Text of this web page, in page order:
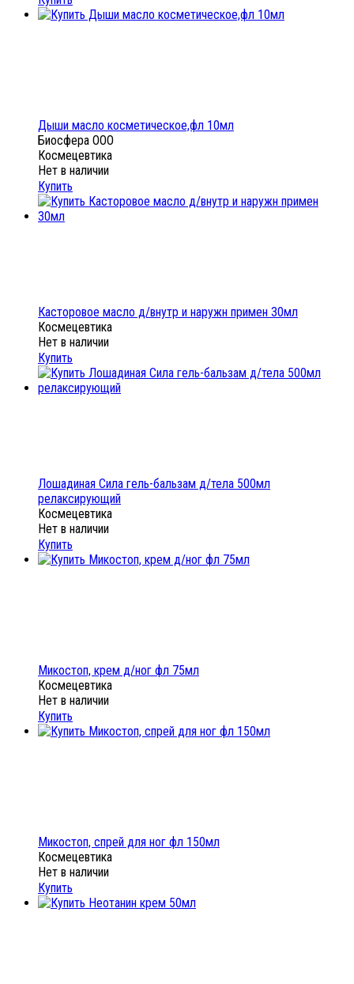
Дыши масло косметическое,фл 10мл
Биосфера ООО
Космецевтика
Нет в наличии
Купить
Касторовое масло д/внутр и наружн примен 30мл
Космецевтика
Нет в наличии
Купить
Лошадиная Сила гель-бальзам д/тела 500мл
релаксирующий
Космецевтика
Нет в наличии
Купить
Микостоп, крем д/ног фл 75мл
Космецевтика
Нет в наличии
Купить
Микостоп, спрей для ног фл 150мл
Космецевтика
Нет в наличии
Купить